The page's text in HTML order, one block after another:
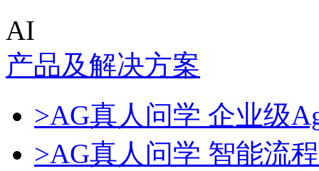
AI
产品及解决方案
>AG真人问学 企业级
>AG真人问学 智能流